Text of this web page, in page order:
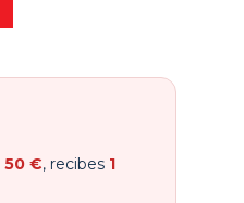
50 €, recibes 1